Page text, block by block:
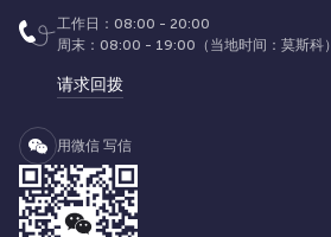
工作日：08:00 - 20:00
周末：08:00 - 19:00（当地时间：莫斯科）
请求回拨
用微信 写信